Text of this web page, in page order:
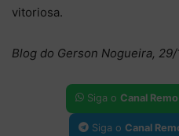
vitoriosa.
Blog do Gerson Nogueira,
Siga o Canal
Siga o Canal